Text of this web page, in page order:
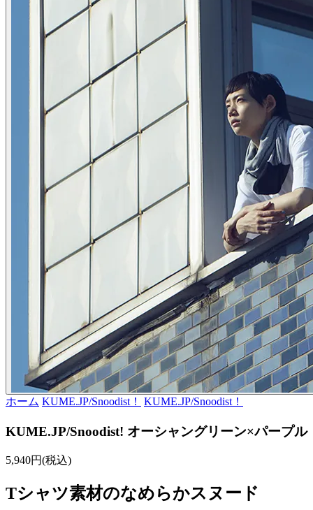
ホーム KUME.JP/Snoodist！ KUME.JP/Snoodist！
KUME.JP/Snoodist! オーシャングリーン×パープル
5,940円(税込)
Tシャツ素材のなめらかスヌード